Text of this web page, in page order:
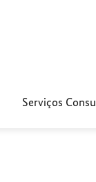
Serviços